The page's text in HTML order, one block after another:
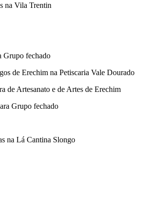
na Vila Trentin
Grupo fechado
de Erechim na Petiscaria Vale Dourado
de Artesanato e de Artes de Erechim
Grupo fechado
na Lá Cantina Slongo